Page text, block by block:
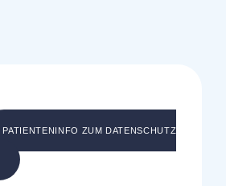
PATIENTENINFO ZUM DATENSCHUTZ